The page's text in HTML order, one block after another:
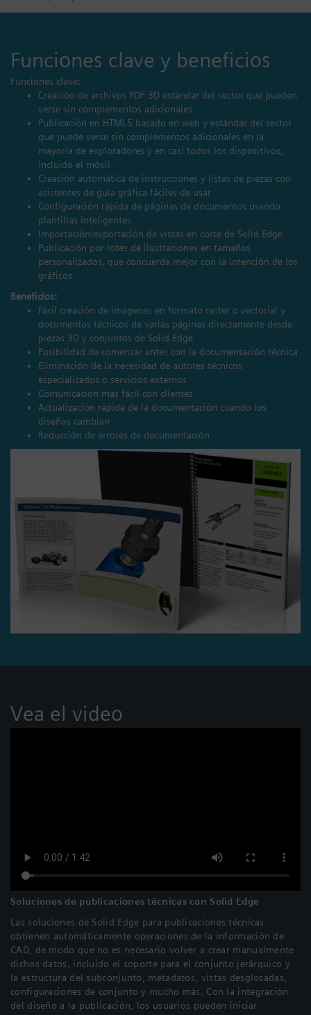
Funciones clave y beneficios
Funciones clave:
Creación de archivos PDF 3D estándar del sector que pueden
verse sin complementos adicionales
Publicación en HTML5 basado en web y estándar del sector
que puede verse sin complementos adicionales en la
mayoría de exploradores y en casi todos los dispositivos,
incluido el móvil
Creación automática de instrucciones y listas de piezas con
asistentes de guía gráfica fáciles de usar
Configuración rápida de páginas de documentos usando
plantillas inteligentes
Importación/exportación de vistas en corte de Solid Edge
Publicación por lotes de ilustraciones en tamaños
personalizados, que concuerda mejor con la intención de los
gráficos
Beneficios:
Fácil creación de imágenes en formato raster o vectorial y
documentos técnicos de varias páginas directamente desde
piezas 3D y conjuntos de Solid Edge
Posibilidad de comenzar antes con la documentación técnica
Eliminación de la necesidad de autores técnicos
especializados o servicios externos
Comunicación más fácil con clientes
Actualización rápida de la documentación cuando los
diseños cambian
Reducción de errores de documentación
Vea el video
Soluciones de publicaciones técnicas con Solid Edge
Las soluciones de Solid Edge para publicaciones técnicas
obtienen automáticamente operaciones de la información de
CAD, de modo que no es necesario volver a crear manualmente
dichos datos, incluido el soporte para el conjunto jerárquico y
la estructura del subconjunto, metadatos, vistas desglosadas,
configuraciones de conjunto y mucho más. Con la integración
del diseño a la publicación, los usuarios pueden iniciar